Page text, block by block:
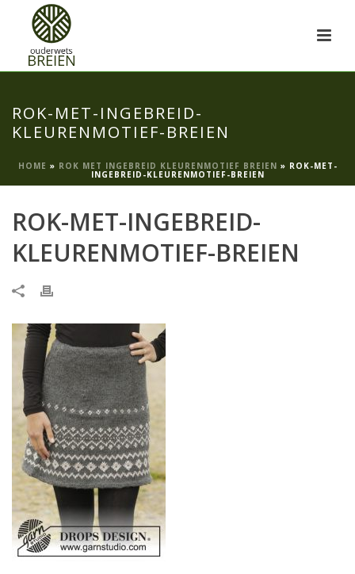
ROK-MET-INGEBREID-
KLEURENMOTIEF-BREIEN
HOME » ROK MET INGEBREID KLEURENMOTIEF BREIEN » ROK-MET-
INGEBREID-KLEURENMOTIEF-BREIEN
ROK-MET-INGEBREID-
KLEURENMOTIEF-BREIEN